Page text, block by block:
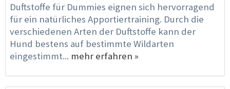
Duftstoffe für Dummies eignen sich hervorragend
für ein natürliches Apportiertraining. Durch die
verschiedenen Arten der Duftstoffe kann der
Hund bestens auf bestimmte Wildarten
eingestimmt... mehr erfahren »